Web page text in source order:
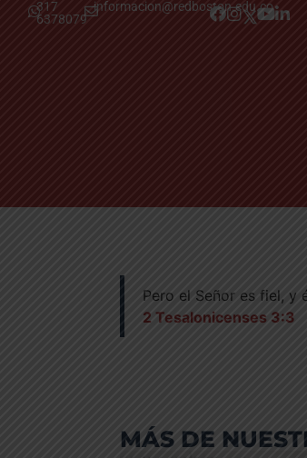
317
6378079
informacion@redboston.edu.co
Pero el Señor es fiel,
2 Tesalonicenses 3:3
MÁS DE